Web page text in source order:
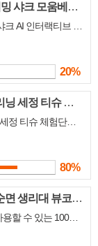
아기상어 비밀 초대장: 비커밍 샤크 모움베스트 체험단 모집!
20%
스월 (SWIRL) 독일 렌즈클리닝 세정 티슈 체험단 모집
스월 (SWIRL) 독일 렌즈클리닝 세정 티슈 체험단을 모집합니다.
80%
100% 천연 오가닉 유기농 순면 생리대 뷰코셋 체험단
깨끗한 제품으로 트러블 없이 사용할 수 있는 100% 유기농 생리대 뷰코셋